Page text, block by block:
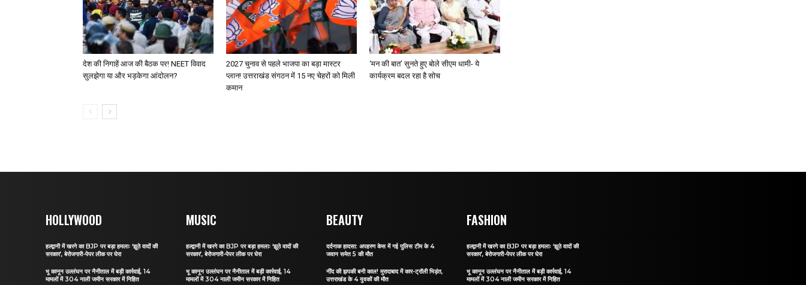
देश की निगाहें आज की बैठक पर! NEET विवाद
सुलझेगा या और भड़केगा आंदोलन?
2027 चुनाव से पहले भाजपा का बड़ा मास्टर
प्लान! उत्तराखंड संगठन में 15 नए चेहरों को मिली
कमान
‘मन की बात’ सुनते हुए बोले सीएम धामी- ये
कार्यक्रम बदल रहा है सोच
HOLLYWOOD
हल्द्वानी में खरगे का BJP पर बड़ा हमलाः ‘झूठे वादों की
सरकार’, बेरोजगारी-पेपर लीक पर घेरा
भू कानून उल्लंघन पर नैनीताल में बड़ी कार्रवाई, 14
मामलों में 304 नाली जमीन सरकार में निहित
MUSIC
हल्द्वानी में खरगे का BJP पर बड़ा हमलाः ‘झूठे वादों की
सरकार’, बेरोजगारी-पेपर लीक पर घेरा
भू कानून उल्लंघन पर नैनीताल में बड़ी कार्रवाई, 14
मामलों में 304 नाली जमीन सरकार में निहित
BEAUTY
दर्दनाक हादसा: अपहरण केस में गई पुलिस टीम के 4
जवान समेत 5 की मौत
नींद की झपकी बनी काल! मुरादाबाद में कार-ट्रॉली भिड़ंत,
उत्तराखंड के 4 युवकों की मौत
FASHION
हल्द्वानी में खरगे का BJP पर बड़ा हमलाः ‘झूठे वादों की
सरकार’, बेरोजगारी-पेपर लीक पर घेरा
भू कानून उल्लंघन पर नैनीताल में बड़ी कार्रवाई, 14
मामलों में 304 नाली जमीन सरकार में निहित